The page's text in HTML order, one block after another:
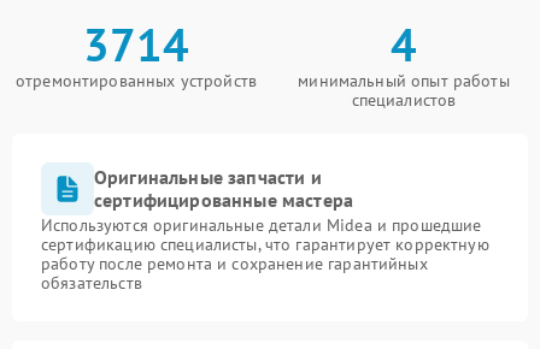
3714
отремонтированных устройств
4
минимальный опыт работы
специалистов
Оригинальные запчасти и
сертифицированные мастера
Используются оригинальные детали Midea и прошедшие
сертификацию специалисты, что гарантирует корректную
работу после ремонта и сохранение гарантийных
обязательств